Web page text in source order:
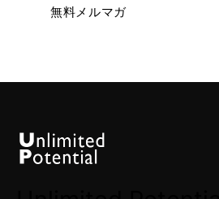
無料メルマガ